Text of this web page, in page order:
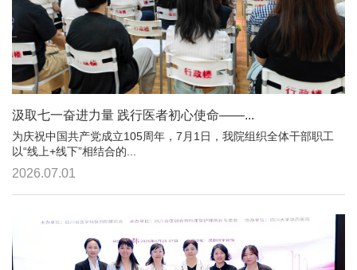
汲取七一奋进力量 践行医者初心使命——...
为庆祝中国共产党成立105周年，7月1日，我院组织全体干部职工
以“线上+线下”相结合的...
2026.07.01